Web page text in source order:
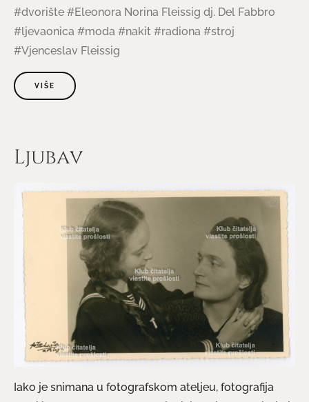
#dvorište #Eleonora Norina Fleissig dj. Del Fabbro
#ljevaonica #moda #nakit #radiona #stroj
#Vjenceslav Fleissig
VIŠE
Ljubav
Iako je snimana u fotografskom ateljeu, fotografija